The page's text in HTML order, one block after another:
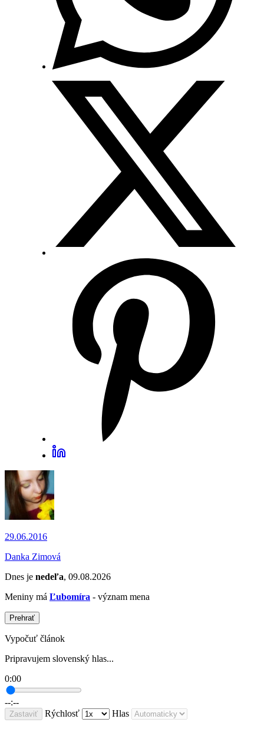
29.06.2016
Danka Zimová
Dnes je nedeľa, 09.08.2026
Meniny má Ľubomíra - význam mena
Prehrať
Vypočuť článok
Pripravujem slovenský hlas...
0:00
--:--
Zastaviť Rýchlosť Hlas